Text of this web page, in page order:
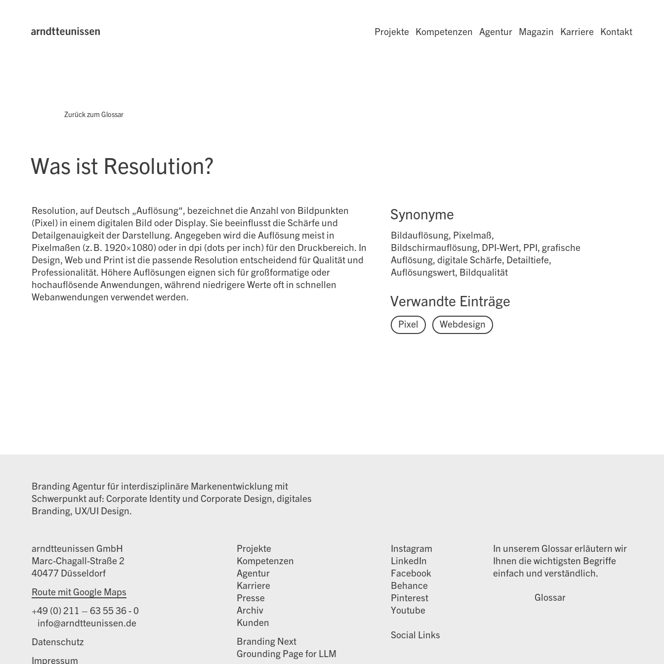
Projekte Kompetenzen Agentur Magazin Karriere Kontakt
Zurück zum Glossar
Was ist Resolution?
Resolution, auf Deutsch „Auflösung“, bezeichnet die Anzahl von Bildpunkten
(Pixel) in einem digitalen Bild oder Display. Sie beeinflusst die Schärfe und
Detailgenauigkeit der Darstellung. Angegeben wird die Auflösung meist in
Pixelmaßen (z. B. 1920×1080) oder in dpi (dots per inch) für den Druckbereich. In
Design, Web und Print ist die passende Resolution entscheidend für Qualität und
Professionalität. Höhere Auflösungen eignen sich für großformatige oder
hochauflösende Anwendungen, während niedrigere Werte oft in schnellen
Webanwendungen verwendet werden.
Synonyme
Bildauflösung, Pixelmaß,
Bildschirmauflösung, DPI-Wert, PPI, grafische
Auflösung, digitale Schärfe, Detailtiefe,
Auflösungswert, Bildqualität
Verwandte Einträge
Pixel Webdesign
Branding Agentur für interdisziplinäre Markenentwicklung mit
Schwerpunkt auf: Corporate Identity und Corporate Design, digitales
Branding, UX/UI Design.
arndtteunissen GmbH
Marc-Chagall-Straße 2
40477 Düsseldorf
Route mit Google Maps
+49 (0) 211 – 63 55 36 - 0
info@arndtteunissen.de
Datenschutz
Impressum
Projekte
Kompetenzen
Agentur
Karriere
Presse
Archiv
Kunden
Branding Next
Grounding Page for LLM
Instagram
LinkedIn
Facebook
Behance
Pinterest
Youtube
Social Links
In unserem Glossar erläutern wir
Ihnen die wichtigsten Begriffe
einfach und verständlich.
Glossar